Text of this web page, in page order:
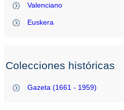
Valenciano
Euskera
Colecciones históricas
Gazeta (1661 - 1959)